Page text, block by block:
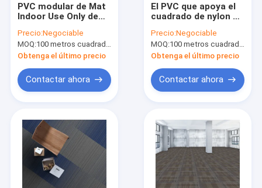
PVC modular de Mat
Indoor Use Only de
la alfombra del
rectángulo detrás
Precio:Negociable
MOQ:100 metros cuadrados por color
Obtenga el último precio
Contactar ahora
El PVC que apoya el
cuadrado de nylon de
de la hospitalidad
alfombra los 50cm
los x 50cm
Precio:Negociable
MOQ:100 metros cuadrados por color
Obtenga el último precio
Contactar ahora